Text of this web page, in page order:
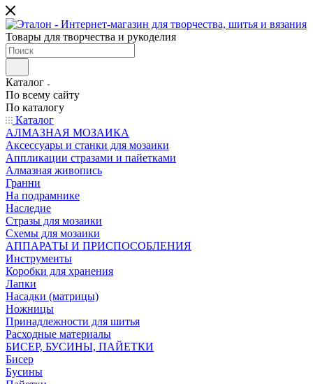
Товары для творчества и рукоделия
Каталог
По всему сайту
По каталогу
Каталог
АЛМАЗНАЯ МОЗАИКА
Аксессуары и станки для мозаики
Аппликации стразами и пайетками
Алмазная живопись
Гранни
На подрамнике
Наследие
Стразы для мозаики
Схемы для мозаики
АППАРАТЫ И ПРИСПОСОБЛЕНИЯ
Инструменты
Коробки для хранения
Лапки
Насадки (матрицы)
Ножницы
Принадлежности для шитья
Расходные материалы
БИСЕР, БУСИНЫ, ПАЙЕТКИ
Бисер
Бусины